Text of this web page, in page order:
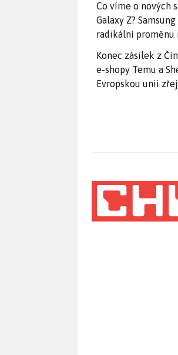
Co víme o nových
Galaxy Z?
radikální proměnu
Konec zásilek z
e-shopy Temu a
Evropskou unii